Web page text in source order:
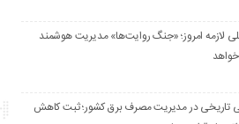
لازمه امروز؛ «جنگ روایت‌ها» مدیریت هوشمند
تاریخی در مدیریت مصرف برق کشور؛ ثبت کاهش